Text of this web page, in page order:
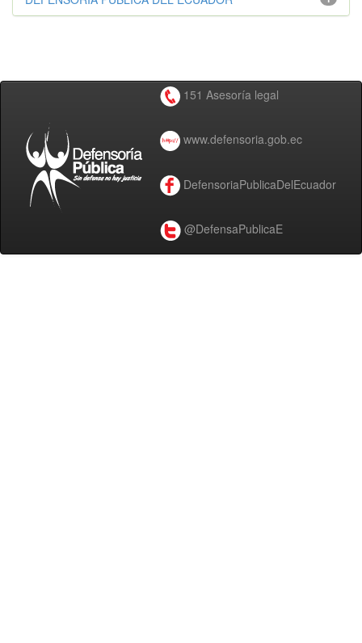
151 Asesoría legal
www.defensoria.gob.ec
DefensoriaPublicaDelEcuador
@DefensaPublicaE